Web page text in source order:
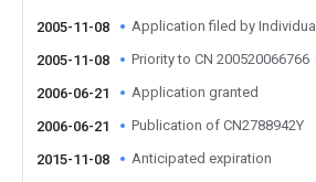
2005-11-08 Application filed by Individual
2005-11-08 Priority to CN 200520066766
2006-06-21 Application granted
2006-06-21 Publication of CN2788942Y
2015-11-08 Anticipated expiration